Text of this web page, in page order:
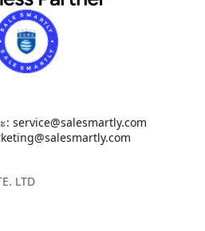
service@salesmartly.com
LTD